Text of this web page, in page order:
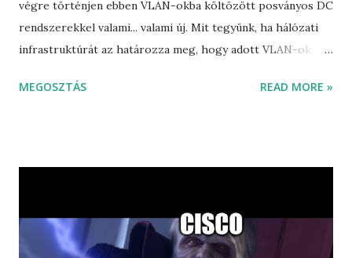
végre történjen ebben VLAN-okba költözött posványos DC
rendszerekkel valami... valami új. Mit tegyünk, ha hálózati
infrastruktúrát az határozza meg, hogy adott VLAN-ok,
egy létesítést 8 különböző IT vezetőnek kell jóváhagyni, ha
half-ot tud, addig nem tudjuk a 20 éve EoS demarkációs
switch-et lecserélni, a lassan szintén EoS státuszba kerülő
MEGOSZTÁS READ MORE »